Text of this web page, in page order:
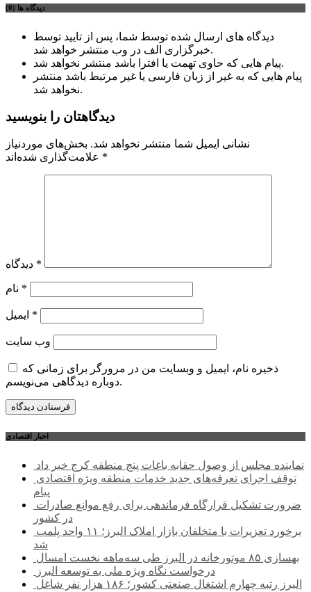
دیدگاه ها (0)
دیدگاه های ارسال شده توسط شما، پس از تایید توسط
خبرگزاری الف در وب منتشر خواهد شد.
پیام هایی که حاوی تهمت یا افترا باشد منتشر نخواهد شد.
پیام هایی که به غیر از زبان فارسی یا غیر مرتبط باشد منتشر
نخواهد شد.
دیدگاهتان را بنویسید
نشانی ایمیل شما منتشر نخواهد شد. بخش‌های موردنیاز
*
*
*
*
وب‌ سایت
ذخیره نام، ایمیل و وبسایت من در مرورگر برای زمانی که
دوباره دیدگاهی می‌نویسم.
اخبار اقتصادی
نماینده مجلس از وصول حقابه باغات پنج منطقه کرج خبر داد
پیام
در کشور
شد
بهسازی ۸۵ موتورخانه در البرز طی سه‌ماهه نخست امسال
درخواست نگاه ویژه ملی به توسعه البرز